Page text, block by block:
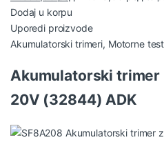
Dodaj u korpu
Uporedi proizvode
Akumulatorski trimeri, Motorne
Akumulatorski trimer
20V (32844) ADK